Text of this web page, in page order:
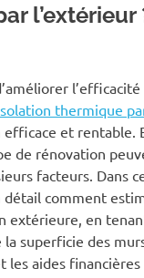
l’extérieur
thermique
et rentable.
de rénovation
facteurs. Dans
comment
extérieure, en
superficie des
les aides financières